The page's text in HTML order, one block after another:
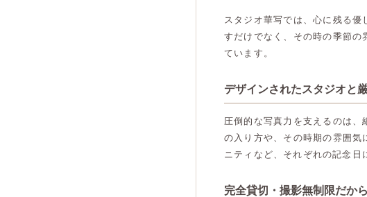
スタジオ華写では、心に残る
すだけでなく、その時の季節の
ています。
デザインされたスタジオと
圧倒的な写真力を支えるのは
の入り方や、その時期の雰囲気
ニティなど、それぞれの記念日
完全貸切・撮影無制限だか